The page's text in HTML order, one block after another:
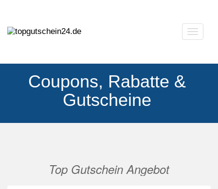
Coupons, Rabatte &
Gutscheine
Top Gutschein Angebot